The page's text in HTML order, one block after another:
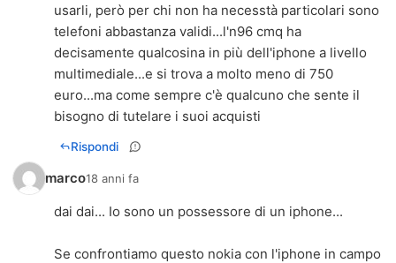
usarli, però per chi non ha necesstà particolari sono
telefoni abbastanza validi...l'n96 cmq ha
decisamente qualcosina in più dell'iphone a livello
multimediale...e si trova a molto meno di 750
euro...ma come sempre c'è qualcuno che sente il
bisogno di tutelare i suoi acquisti
Rispondi
marco18 anni fa
dai dai... Io sono un possessore di un iphone...
Se confrontiamo questo nokia con l'iphone in campo